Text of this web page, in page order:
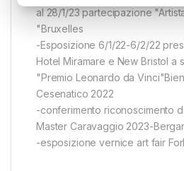
al 28/1/23 partecipazione
"Bruxelles
-Esposizione 6/1/22-6/2/22
Hotel Miramare e New Bristol a
"Premio Leonardo da
Cesenatico 2022
-conferimento riconoscimento
Master Caravaggio 2023-
-esposizione vernice art fair